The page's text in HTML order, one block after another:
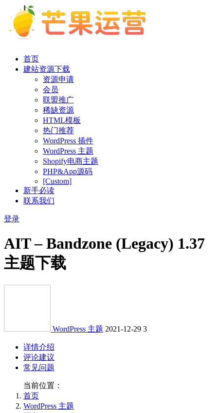
首页
建站资源下载
资源申请
会员
联盟推广
稀缺资源
HTML模板
热门推荐
WordPress 插件
WordPress 主题
Shopify电商主题
PHP&App源码
[Custom]
新手必读
联系我们
登录
AIT – Bandzone (Legacy) 1.37
主题下载
WordPress 主题 2021-12-29 3
详情介绍
评论建议
常见问题
当前位置：
首页
WordPress 主题